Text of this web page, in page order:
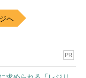
へ
PR